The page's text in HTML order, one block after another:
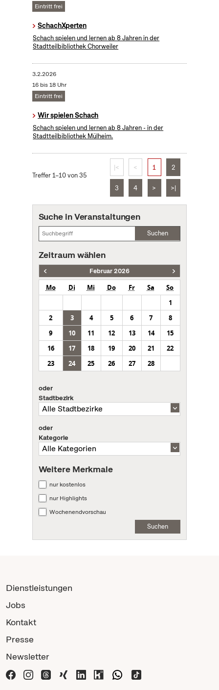
Eintritt frei
SchachXperten
Schach spielen und lernen ab 8 Jahren in der
Stadtteilbibliothek Chorweiler
3.2.2026
16 bis 18 Uhr
Eintritt frei
Wir spielen Schach
Schach spielen und lernen ab 8 Jahren - in der
Stadtteilbibliothek Mülheim.
Treffer 1–10 von 35
|< < 1 2
3 4 > >|
Suche in Veranstaltungen
Suchen
Zeitraum wählen
Februar 2026
Mo Di Mi Do Fr Sa
So
1
2
3 4 5 6 7
8
9
10 11 12 13 14
15
16
17 18 19 20 21
22
23
24 25 26 27 28
oder
Stadtbezirk
oder
Kategorie
Weitere Merkmale
nur kostenlos
nur Highlights
Wochenendvorschau
Suchen
Dienstleistungen
Jobs
Kontakt
Presse
Newsletter